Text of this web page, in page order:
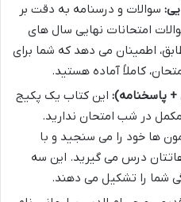
سوالات و درسنامه به دقت بر
امتحانات نهایی سال های
اطمینان می دهد که شما برای
کاملاً آماده هستید.
پاسخنامه): این کتاب یک پکیج
در شب امتحان ندارید.
ها خود را می سنجید و با
درس می گیرید. این سه
شما را تشکیل می دهند.